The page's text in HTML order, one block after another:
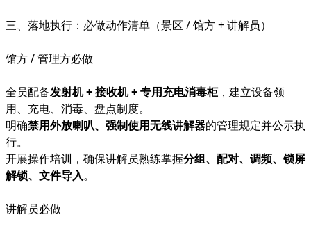
三、落地执行：必做动作清单（景区 / 馆方 + 讲解员）
馆方 / 管理方必做
全员配备发射机 + 接收机 + 专用充电消毒柜，建立设备领
用、充电、消毒、盘点制度。
明确禁用外放喇叭、强制使用无线讲解器的管理规定并公示执
行。
开展操作培训，确保讲解员熟练掌握分组、配对、调频、锁屏
解锁、文件导入。
讲解员必做